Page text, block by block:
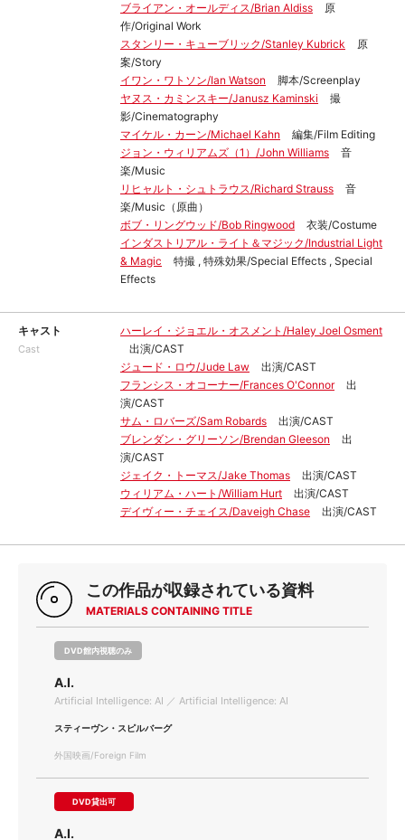
ブライアン・オールディス/Brian Aldiss
原
作/Original Work
スタンリー・キューブリック/Stanley Kubrick
原
案/Story
イワン・ワトソン/Ian Watson
脚本/Screenplay
ヤヌス・カミンスキー/Janusz Kaminski
撮
影/Cinematography
マイケル・カーン/Michael Kahn
編集/Film Editing
ジョン・ウィリアムズ（1）/John Williams
音
楽/Music
リヒャルト・シュトラウス/Richard Strauss
音
楽/Music（原曲）
ボブ・リングウッド/Bob Ringwood
衣装/Costume
インダストリアル・ライト＆マジック/Industrial Light
& Magic
特撮 , 特殊効果/Special Effects , Special
Effects
キャスト
Cast
ハーレイ・ジョエル・オスメント/Haley Joel Osment
出演/CAST
ジュード・ロウ/Jude Law
出演/CAST
フランシス・オコーナー/Frances O'Connor
出
演/CAST
サム・ロバーズ/Sam Robards
出演/CAST
ブレンダン・グリーソン/Brendan Gleeson
出
演/CAST
ジェイク・トーマス/Jake Thomas
出演/CAST
ウィリアム・ハート/William Hurt
出演/CAST
デイヴィー・チェイス/Daveigh Chase
出演/CAST
この作品が収録されている資料
MATERIALS CONTAINING TITLE
DVD館内視聴のみ
A.I.
Artificial Intelligence: AI ／ Artificial Intelligence: AI
スティーヴン・スピルバーグ
外国映画/Foreign Film
DVD貸出可
A.I.